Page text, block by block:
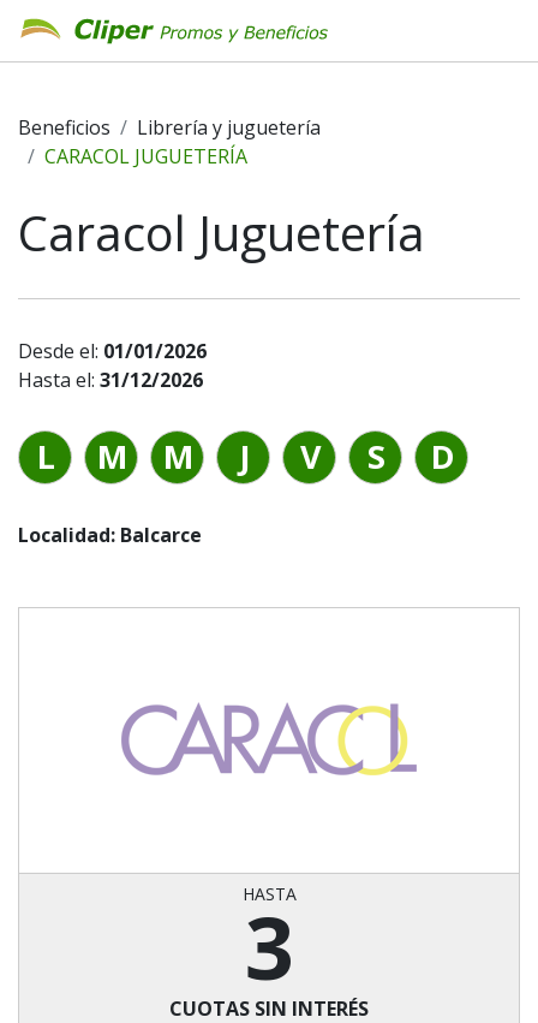
Beneficios
Librería y juguetería
CARACOL JUGUETERÍA
Caracol Juguetería
Desde el: 01/01/2026
Hasta el: 31/12/2026
L M M J V S D
Localidad: Balcarce
HASTA
3
CUOTAS SIN INTERÉS